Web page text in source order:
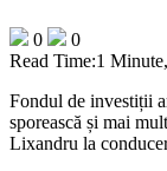
0
0
Read Time:1
Fondul de investiții
sporească și mai
Lixandru la